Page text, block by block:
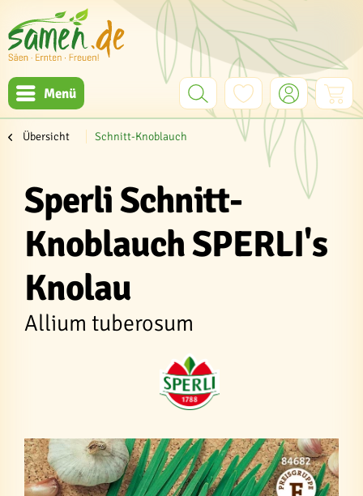
Menü
Übersicht Schnitt-Knoblauch
Sperli Schnitt-
Knoblauch SPERLI's
Knolau
Allium tuberosum